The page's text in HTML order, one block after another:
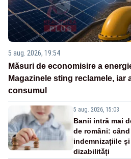
5 aug. 2026, 19:54
Măsuri de economisire a
Magazinele sting reclamele, iar
consumul
5 aug. 2026, 15:03
Banii intră mai
de români:
indemnizațiile
dizabilități